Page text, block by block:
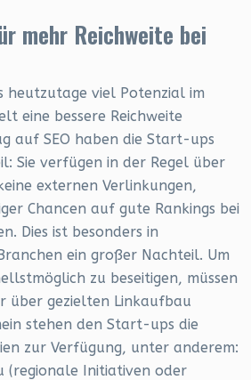
mehr Reichweite bei
heutzutage viel Potenzial im
eine bessere Reichweite
auf SEO haben die Start-ups
Sie verfügen in der Regel über
externen Verlinkungen,
Chancen auf gute Rankings bei
Dies ist besonders in
ein großer Nachteil. Um
zu beseitigen, müssen
über gezielten Linkaufbau
stehen den Start-ups die
zur Verfügung, unter anderem:
(regionale Initiativen oder